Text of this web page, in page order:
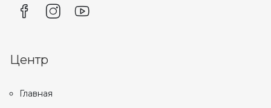
Центр
Главная